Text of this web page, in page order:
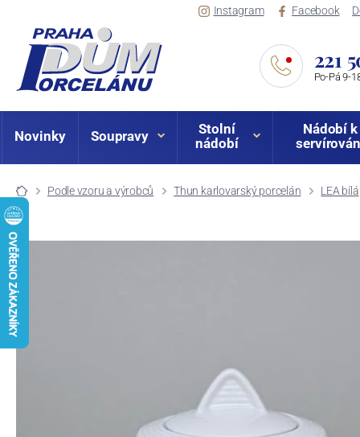
Instagram Facebook
221
Po-Pá 9-
Novinky Soupravy
Stolní
nádobí
Nádobí k
Podle vzoru a výrobců Thun karlovarský porcelán LEA bílá